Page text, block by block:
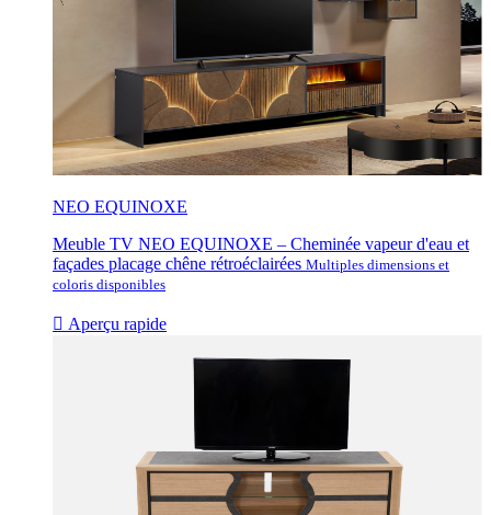
NEO EQUINOXE
Meuble TV NEO EQUINOXE – Cheminée vapeur d'eau et
façades placage chêne rétroéclairées Multiples dimensions et
coloris disponibles
 Aperçu rapide